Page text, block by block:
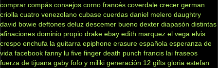
comprar compás consejos corno francés coverdale crecer german
criolla cuatro venezolano cubase cuerdas daniel melero daughtry
david bowie deftones deluz descemer bueno dexter diapasón distintas
afinaciones dominio propio drake ebay edith marquez el vega elvis
crespo enchufa la guitarra epiphone erasure española esperanza de
vida facebook fanny lu five finger death punch francis lai fraseos
fuerza de tijuana gaby fofo y miliki generación 12 gifts gloria estefan